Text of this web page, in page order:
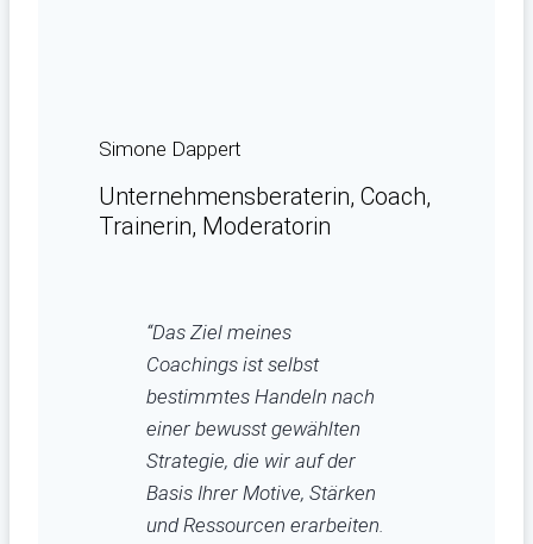
Simone Dappert
Unternehmensberaterin, Coach,
Trainerin, Moderatorin
“Das Ziel meines
Coachings ist selbst
bestimmtes Handeln nach
einer bewusst gewählten
Strategie, die wir auf der
Basis Ihrer Motive, Stärken
und Ressourcen erarbeiten.